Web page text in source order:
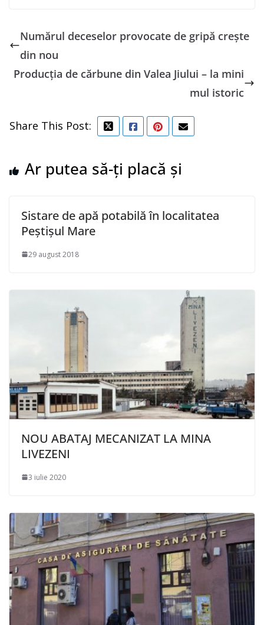
Numărul deceselor provocate de gripă crește
din nou
Producția de cărbune din Valea Jiului – la mini
mul istoric
Share This Post:
Ar putea să-ți placă și
Sistare de apă potabilă în localitatea
Peștișul Mare
29 august 2018
NOU ABATAJ MECANIZAT LA MINA
LIVEZENI
3 iulie 2020